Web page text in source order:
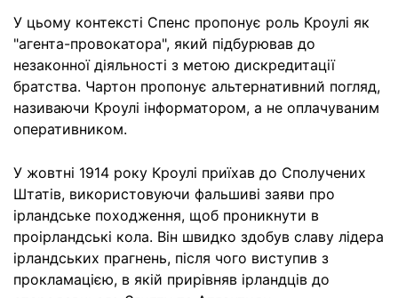
У цьому контексті Спенс пропонує роль Кроулі як
"агента-провокатора", який підбурював до
незаконної діяльності з метою дискредитації
братства. Чартон пропонує альтернативний погляд,
називаючи Кроулі інформатором, а не оплачуваним
оперативником.
У жовтні 1914 року Кроулі приїхав до Сполучених
Штатів, використовуючи фальшиві заяви про
ірландське походження, щоб проникнути в
проірландські кола. Він швидко здобув славу лідера
ірландських прагнень, після чого виступив з
прокламацією, в якій прирівняв ірландців до